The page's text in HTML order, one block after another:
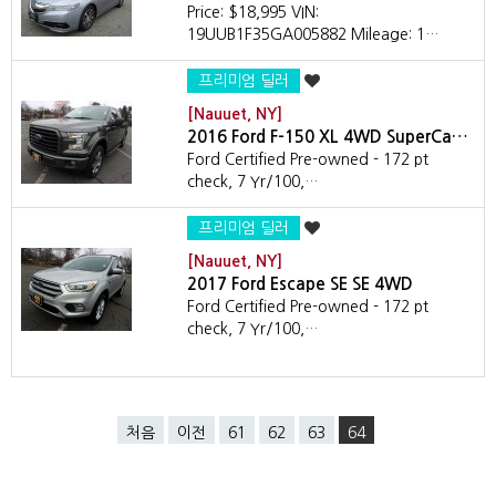
Price: $18,995 VIN:
19UUB1F35GA005882 Mileage: 1…
프리미엄 딜러
[Nauuet, NY]
2016 Ford F-150 XL 4WD SuperCa…
Ford Certified Pre-owned - 172 pt
check, 7 Yr/100,…
프리미엄 딜러
[Nauuet, NY]
2017 Ford Escape SE SE 4WD
Ford Certified Pre-owned - 172 pt
check, 7 Yr/100,…
처음 이전 61 62 63 64